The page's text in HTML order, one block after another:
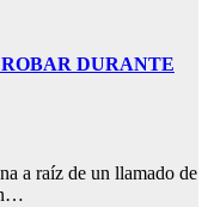
DURANTE
a raíz de un llamado de